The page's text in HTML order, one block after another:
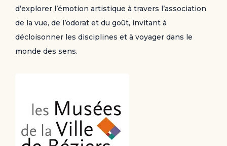
d’explorer l’émotion artistique à travers l’association
de la vue, de l’odorat et du goût, invitant à
décloisonner les disciplines et à voyager dans le
monde des sens.